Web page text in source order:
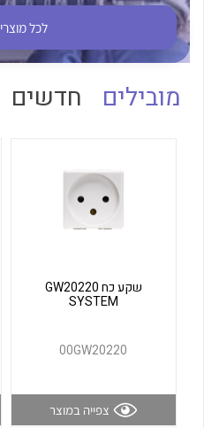
לכל מוצרי היצרן
לכל מוצרי
מובילים חדשים
שקע כח GW20220
SYSTEM
00GW20220
צפייה במוצר